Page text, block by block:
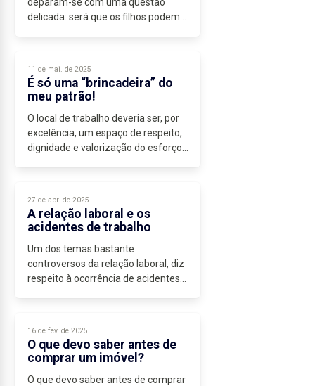
delicada: será que os filhos podem
português,...
11 de mai. de 2025
É só uma “brincadeira” do
meu patrão!
O local de trabalho deveria ser, por
excelência, um espaço de respeito,
dignidade e valorização do esforço
27 de abr. de 2025
A relação laboral e os
acidentes de trabalho
Um dos temas bastante
controversos da relação laboral, diz
respeito à ocorrência de acidentes
do despedimento...
16 de fev. de 2025
O que devo saber antes de
comprar um imóvel?
O que devo saber antes de comprar